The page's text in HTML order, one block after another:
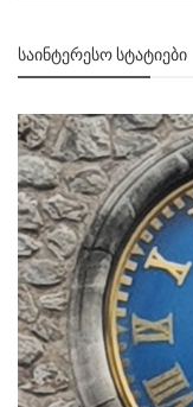
ᲡᲐᲘᲜᲢᲔᲠᲔᲡᲝ ᲡᲢᲐᲢᲘᲔᲑᲘ